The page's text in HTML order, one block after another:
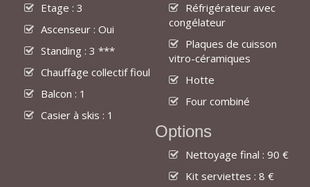
Etage : 3
Ascenseur : Oui
Standing : 3 ***
Chauffage collectif fioul
Balcon : 1
Casier à skis : 1
Réfrigérateur avec
congélateur
Plaques de cuisson
vitro-céramiques
Hotte
Four combiné
Options
Nettoyage final : 90 €
Kit serviettes : 8 €